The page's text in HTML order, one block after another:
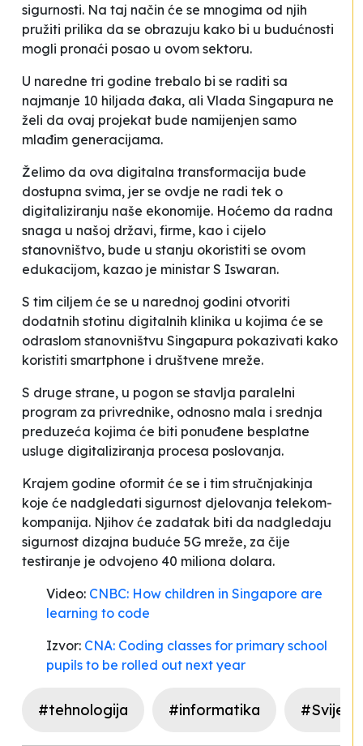
sigurnosti. Na taj način će se mnogima od njih
pružiti prilika da se obrazuju kako bi u budućnosti
mogli pronaći posao u ovom sektoru.
U naredne tri godine trebalo bi se raditi sa
najmanje 10 hiljada đaka, ali Vlada Singapura ne
želi da ovaj projekat bude namijenjen samo
mlađim generacijama.
Želimo da ova digitalna transformacija bude
dostupna svima, jer se ovdje ne radi tek o
digitaliziranju naše ekonomije. Hoćemo da radna
snaga u našoj državi, firme, kao i cijelo
stanovništvo, bude u stanju okoristiti se ovom
edukacijom, kazao je ministar S Iswaran.
S tim ciljem će se u narednoj godini otvoriti
dodatnih stotinu digitalnih klinika u kojima će se
odraslom stanovništvu Singapura pokazivati kako
koristiti smartphone i društvene mreže.
S druge strane, u pogon se stavlja paralelni
program za privrednike, odnosno mala i srednja
preduzeća kojima će biti ponuđene besplatne
usluge digitaliziranja procesa poslovanja.
Krajem godine oformit će se i tim stručnjakinja
koje će nadgledati sigurnost djelovanja telekom-
kompanija. Njihov će zadatak biti da nadgledaju
sigurnost dizajna buduće 5G mreže, za čije
testiranje je odvojeno 40 miliona dolara.
Video: CNBC: How children in Singapore are
learning to code
Izvor: CNA: Coding classes for primary school
pupils to be rolled out next year
#tehnologija #informatika #Svijet